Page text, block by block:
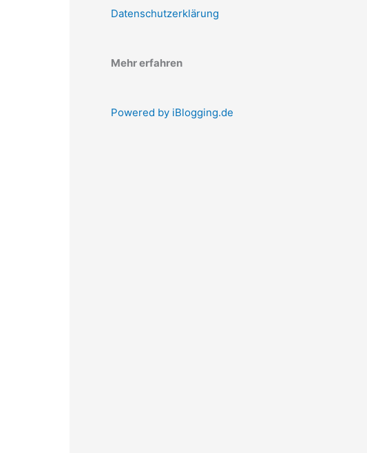
Datenschutzerklärung
Mehr erfahren
Powered by iBlogging.de